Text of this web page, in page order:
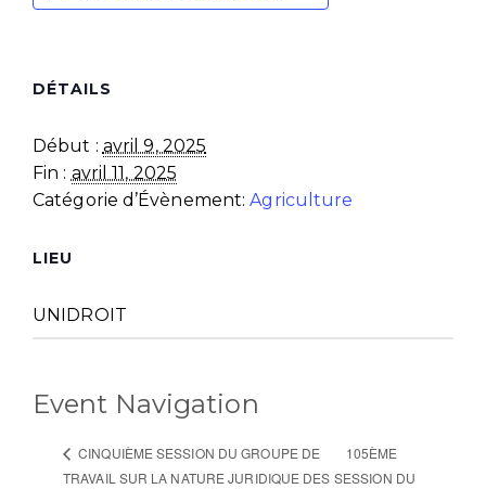
DÉTAILS
Début : avril 9, 2025
Fin : avril 11, 2025
Catégorie d’Évènement: Agriculture
LIEU
UNIDROIT
Event Navigation
CINQUIÈME SESSION DU GROUPE DE
TRAVAIL SUR LA NATURE JURIDIQUE DES
105ÈME
SESSION DU